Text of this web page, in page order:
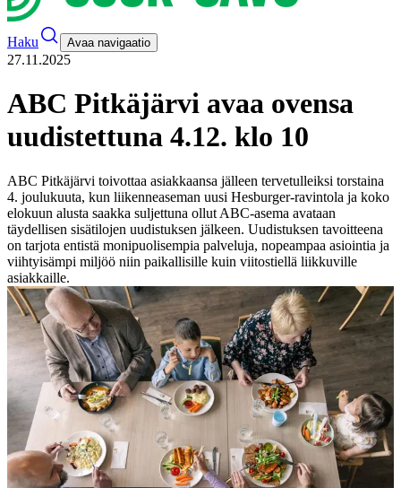
Haku Avaa navigaatio
27.11.2025
​​ABC Pitkäjärvi avaa ovensa
uudistettuna 4.12. klo 10​
ABC Pitkäjärvi toivottaa asiakkaansa jälleen tervetulleiksi torstaina
4. joulukuuta, kun liikenneaseman uusi Hesburger-ravintola ja koko
elokuun alusta saakka suljettuna ollut ABC-asema avataan
täydellisen sisätilojen uudistuksen jälkeen. Uudistuksen tavoitteena
on tarjota entistä monipuolisempia palveluja, nopeampaa asiointia ja
viihtyisämpi miljöö niin paikallisille kuin viitostiellä liikkuville
asiakkaille.